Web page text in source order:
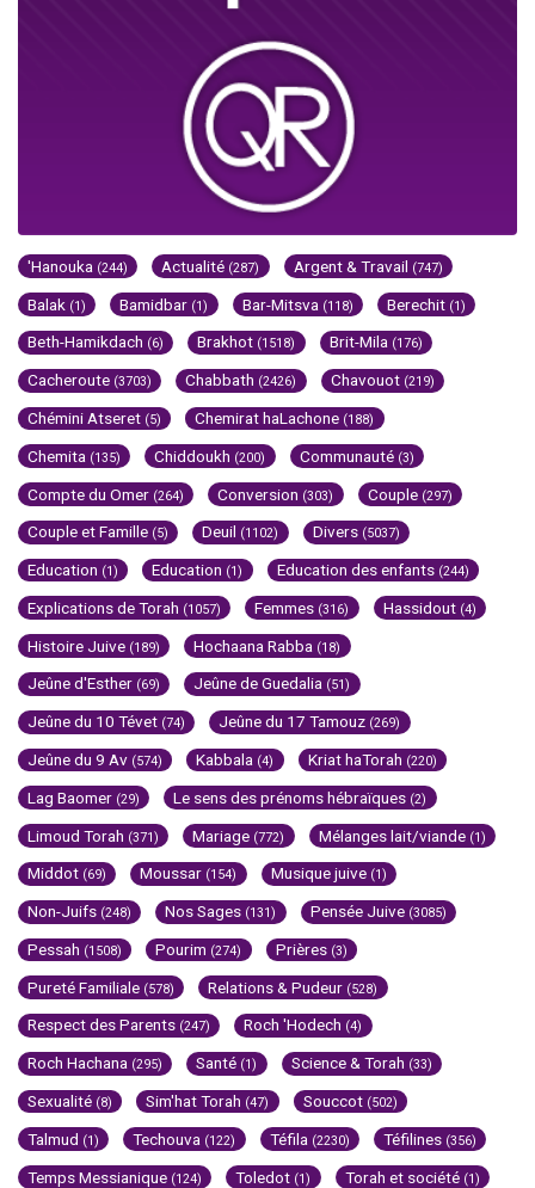
'Hanouka (244) Actualité (287) Argent & Travail (747)
Balak (1) Bamidbar (1) Bar-Mitsva (118) Berechit (1)
Beth-Hamikdach (6) Brakhot (1518) Brit-Mila (176)
Cacheroute (3703) Chabbath (2426) Chavouot (219)
Chémini Atseret (5) Chemirat haLachone (188)
Chemita (135) Chiddoukh (200) Communauté (3)
Compte du Omer (264) Conversion (303) Couple (297)
Couple et Famille (5) Deuil (1102) Divers (5037)
Education (1) Education (1) Education des enfants (244)
Explications de Torah (1057) Femmes (316) Hassidout (4)
Histoire Juive (189) Hochaana Rabba (18)
Jeûne d'Esther (69) Jeûne de Guedalia (51)
Jeûne du 10 Tévet (74) Jeûne du 17 Tamouz (269)
Jeûne du 9 Av (574) Kabbala (4) Kriat haTorah (220)
Lag Baomer (29) Le sens des prénoms hébraïques (2)
Limoud Torah (371) Mariage (772) Mélanges lait/viande (1)
Middot (69) Moussar (154) Musique juive (1)
Non-Juifs (248) Nos Sages (131) Pensée Juive (3085)
Pessah (1508) Pourim (274) Prières (3)
Pureté Familiale (578) Relations & Pudeur (528)
Respect des Parents (247) Roch 'Hodech (4)
Roch Hachana (295) Santé (1) Science & Torah (33)
Sexualité (8) Sim'hat Torah (47) Souccot (502)
Talmud (1) Techouva (122) Téfila (2230) Téfilines (356)
Temps Messianique (124) Toledot (1) Torah et société (1)